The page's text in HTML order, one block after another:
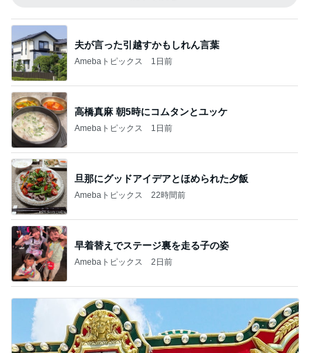
夫が言った引越すかもしれん言葉
Amebaトピックス 1日前
高橋真麻 朝5時にコムタンとユッケ
Amebaトピックス 1日前
旦那にグッドアイデアとほめられた夕飯
Amebaトピックス 22時間前
早着替えでステージ裏を走る子の姿
Amebaトピックス 2日前